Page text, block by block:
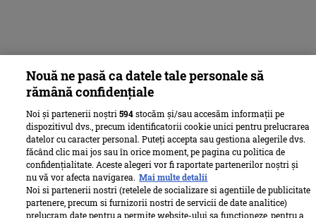
Nouă ne pasă ca datele tale personale să
rămână confidențiale
Noi și partenerii noștri594stocăm și/sau accesăm informații pe
dispozitivul dvs., precum identificatorii cookie unici pentru prelucrarea
datelor cu caracter personal. Puteți accepta sau gestiona alegerile dvs.
făcând clic mai jos sau în orice moment, pe pagina cu politica de
confidențialitate. Aceste alegeri vor fi raportate partenerilor noștri și
nu vă vor afecta navigarea. Mai multe detalii
Noi si partenerii nostri (retelele de socializare si agentiile de publicitate
partenere, precum si furnizorii nostri de servicii de date analitice)
prelucram date pentru a permite website-ului sa functioneze, pentru a